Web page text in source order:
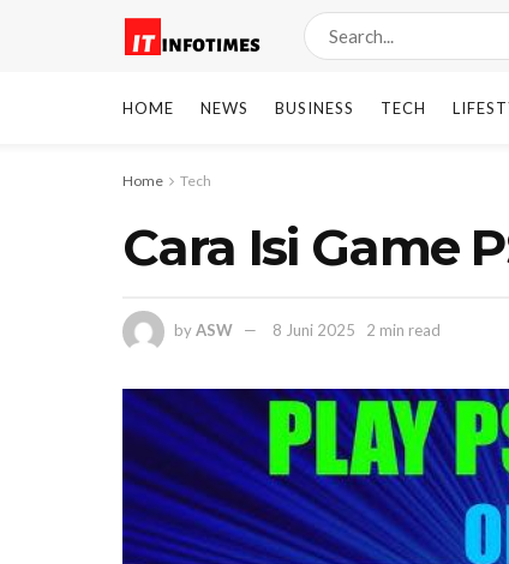
HOME NEWS BUSINESS TECH
Home Tech
Cara Isi Game
byASW 8 Juni 2025 2 min read